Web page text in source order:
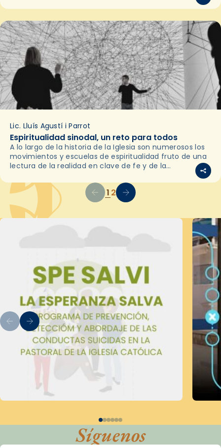
Lic. Lluís Agustí i Parrot
Espiritualidad sinodal, un reto para todos
A lo largo de la historia de la Iglesia son numerosos los
movimientos y escuelas de espiritualidad fruto de una
lectura de la realidad en clave de fe y de la
1 2
Síguenos